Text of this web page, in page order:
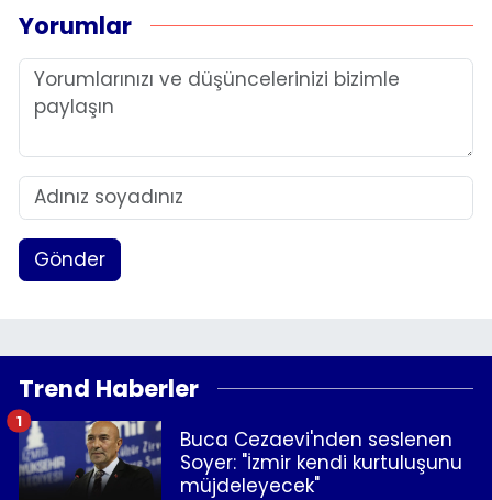
Yorumlar
Gönder
Trend Haberler
Buca Cezaevi'nden seslenen
Soyer: "İzmir kendi kurtuluşunu
müjdeleyecek"
1